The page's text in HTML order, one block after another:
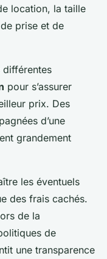
location, la taille
prise et de
pour s’assurer
prix. Des
d’une
grandement
les éventuels
des frais cachés.
de la
de
une transparence